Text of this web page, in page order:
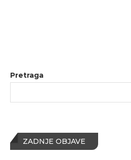
Pretraga
ZADNJE OBJAVE